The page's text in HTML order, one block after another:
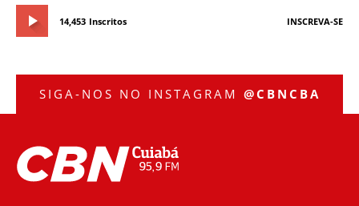
14,453 Inscritos INSCREVA-SE
SIGA-NOS NO INSTAGRAM @CBNCBA